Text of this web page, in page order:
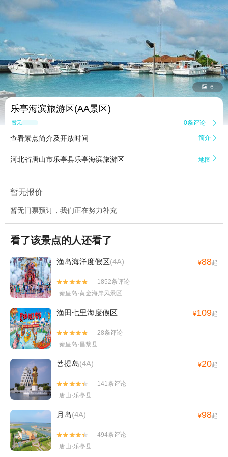
 6
乐亭海滨旅游区(AA景区)
暂无点评 0条评论 
查看景点简介及开放时间 简介 
河北省唐山市乐亭县乐亭海滨旅游区 地图 
暂无报价
暂无门票预订，我们正在努力补充
看了该景点的人还看了
渔岛海洋度假区(4A) ¥88起


1852条评论
秦皇岛·黄金海岸风景区
渔田七里海度假区 ¥109起


28条评论
秦皇岛·昌黎县
菩提岛(4A) ¥20起


141条评论
唐山·乐亭县
月岛(4A) ¥98起


494条评论
唐山·乐亭县